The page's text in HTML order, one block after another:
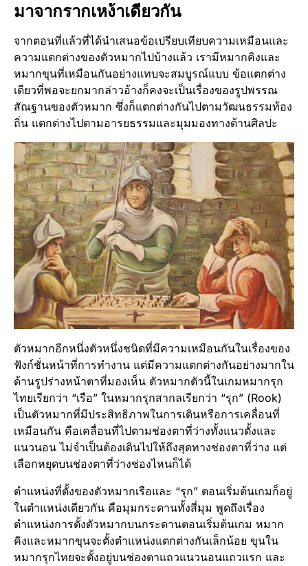
มาจากรากเหง้าเดียวกัน
จากตอนที่แล้วที่ได้นำเสนอข้อเปรียบเทียบความเหมือนและ
ความแตกต่างของตัวหมากไปบ้างแล้ว เรามีหมากคิงและ
หมากขุนที่เหมือนกันอย่างแทบจะสมบูรณ์แบบ ข้อแตกต่าง
เดียวที่พอจะยกมากล่าวอ้างก็คงจะเป็นเรื่องของรูปพรรณ
สัณฐานของตัวหมาก ซึ่งก็แตกต่างกันไปตามวัฒนธรรมท้อง
ถิ่น แตกต่างไปตามอารยธรรมและมุมมองทางด้านศิลปะ
ตัวหมากอีกหนึ่งตัวหนึ่งชนิดที่มีความเหมือนกันในเรื่องของ
ฟังก์ชั่นหน้าที่การทำงาน แต่มีความแตกต่างกันอย่างมากใน
ด้านรูปร่างหน้าตาที่มองเห็น ตัวหมากตัวนี้ในเกมหมากรุก
ไทยเรียกว่า “เรือ” ในหมากรุกสากลเรียกว่า “รุก” (Rook)
เป็นตัวหมากที่มีประสิทธิภาพในการเดินหรือการเคลื่อนที่
เหมือนกัน คือเคลื่อนที่ไปตามช่องตาที่ว่างทั้งแนวตั้งและ
แนวนอน ไม่จำเป็นต้องเดินไปให้ถึงสุดทางช่องตาที่ว่าง แต่
เลือกหยุดบนช่องตาที่ว่างช่องไหนก็ได้
ตำแหน่งที่ตั้งของตัวหมากเรือและ “รุก” ตอนเริ่มต้นเกมก็อยู่
ในตำแหน่งเดียวกัน คือมุมกระดานทั้งสี่มุม พูดถึงเรื่อง
ตำแหน่งการตั้งตัวหมากบนกระดานตอนเริ่มต้นเกม หมาก
คิงและหมากขุนจะตั้งตำแหน่งแตกต่างกันเล็กน้อย ขุนใน
หมากรุกไทยจะตั้งอยู่บนช่องตาแถวแนวนอนแถวแรก และ